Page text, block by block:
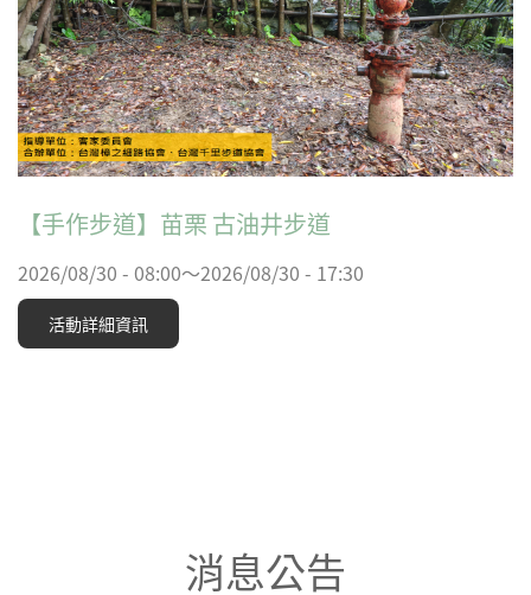
【手作步道】苗栗 古油井步道
2026/08/30 - 08:00～2026/08/30 - 17:30
活動詳細資訊
消息公告